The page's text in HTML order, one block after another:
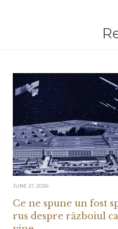
Comments
JUNE 21, 2026
Ce ne spune un fost
rus despre războiul